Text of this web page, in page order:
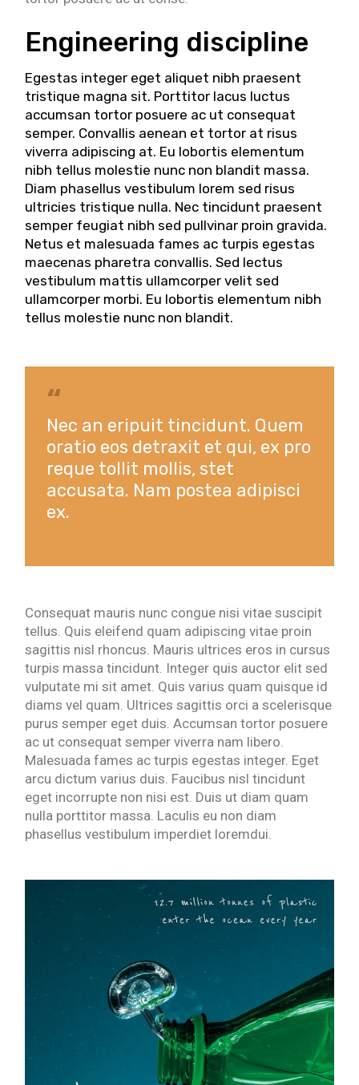
Engineering discipline
Egestas integer eget aliquet nibh praesent
tristique magna sit. Porttitor lacus luctus
accumsan tortor posuere ac ut consequat
semper. Convallis aenean et tortor at risus
viverra adipiscing at. Eu lobortis elementum
nibh tellus molestie nunc non blandit massa.
Diam phasellus vestibulum lorem sed risus
ultricies tristique nulla. Nec tincidunt praesent
semper feugiat nibh sed pullvinar proin gravida.
Netus et malesuada fames ac turpis egestas
maecenas pharetra convallis. Sed lectus
vestibulum mattis ullamcorper velit sed
ullamcorper morbi. Eu lobortis elementum nibh
tellus molestie nunc non blandit.
Nec an eripuit tincidunt. Quem
oratio eos detraxit et qui, ex pro
reque tollit mollis, stet
accusata. Nam postea adipisci
ex.
Consequat mauris nunc congue nisi vitae suscipit
tellus. Quis eleifend quam adipiscing vitae proin
sagittis nisl rhoncus. Mauris ultrices eros in cursus
turpis massa tincidunt. Integer quis auctor elit sed
vulputate mi sit amet. Quis varius quam quisque id
diams vel quam. Ultrices sagittis orci a scelerisque
purus semper eget duis. Accumsan tortor posuere
ac ut consequat semper viverra nam libero.
Malesuada fames ac turpis egestas integer. Eget
arcu dictum varius duis. Faucibus nisl tincidunt
eget incorrupte non nisi est. Duis ut diam quam
nulla porttitor massa. Laculis eu non diam
phasellus vestibulum imperdiet loremdui.